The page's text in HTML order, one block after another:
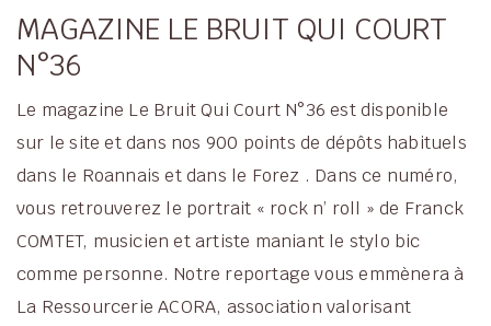
MAGAZINE LE BRUIT QUI COURT
N°36
Le magazine Le Bruit Qui Court N°36 est disponible
sur le site et dans nos 900 points de dépôts habituels
dans le Roannais et dans le Forez . Dans ce numéro,
vous retrouverez le portrait « rock n’ roll » de Franck
COMTET, musicien et artiste maniant le stylo bic
comme personne. Notre reportage vous emmènera à
La Ressourcerie ACORA, association valorisant